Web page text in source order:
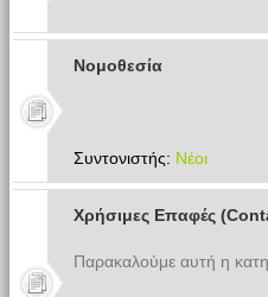
Νομοθεσία
Συντονιστής: Νέοι
Χρήσιμες Επαφές
Παρακαλούμε αυτή η